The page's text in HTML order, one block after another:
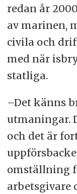
redan år
av marinen,
civila och
med när
statliga.
–Det känns
utmaningar.
och det är
omställning
arbetsgivare